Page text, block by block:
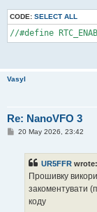
CODE: SELECT ALL
//#define
Vasyl
Re: NanoVFO 3
P20 May 2026, 23:42
UR5FFR wrote:
Прошивку
закоментувати
коду